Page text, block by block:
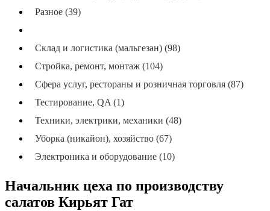
Разное (39)
Склад и логистика (мальгезан) (98)
Стройка, ремонт, монтаж (104)
Сфера услуг, рестораны и розничная торговля (87)
Тестирование, QA (1)
Техники, электрики, механики (48)
Уборка (никайон), хозяйство (67)
Электроника и оборудование (10)
Начальник цеха по производству
салатов Кирьят Гат